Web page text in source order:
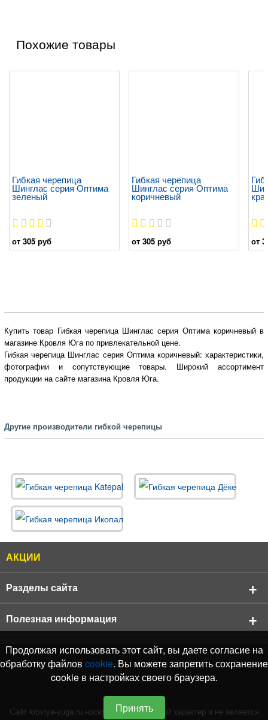
Похожие товары
Гибкая черепица
Шинглас серия Оптима
зеленый
от 305 руб
Гибкая черепица
Шинглас серия Оптима
коричневый
от 305 руб от
Купить товар Гибкая черепица Шинглас серия Оптима коричневый в
магазине Кровля Юга по привлекательной цене.
Гибкая черепица Шинглас серия Оптима коричневый: характеристики,
фотографии и сопутствующие товары. Широкий ассортимент
продукции на сайте магазина Кровля Юга.
Другие производители гибкой черепицы
АКЦИИ
Разделы сайта
Реквизиты компании
АКЦИИ
Бренды
Отзывы о Нас
Полезная информация
Кровельные материалы
Фасадные материалы
Водосточные системы
Мансардные окна
Продукция
Подбор черепицы Shinglas
Каталог цветов RAL
Выполняемые нами работы
Сайт krovlya-yuga.ru носит информационный характер и не является
Продолжая использовать этот сайт, вы даете согласие на
обработку файлов cookie. Вы можете запретить сохранение
cookie в настройках своего браузера.
Принять